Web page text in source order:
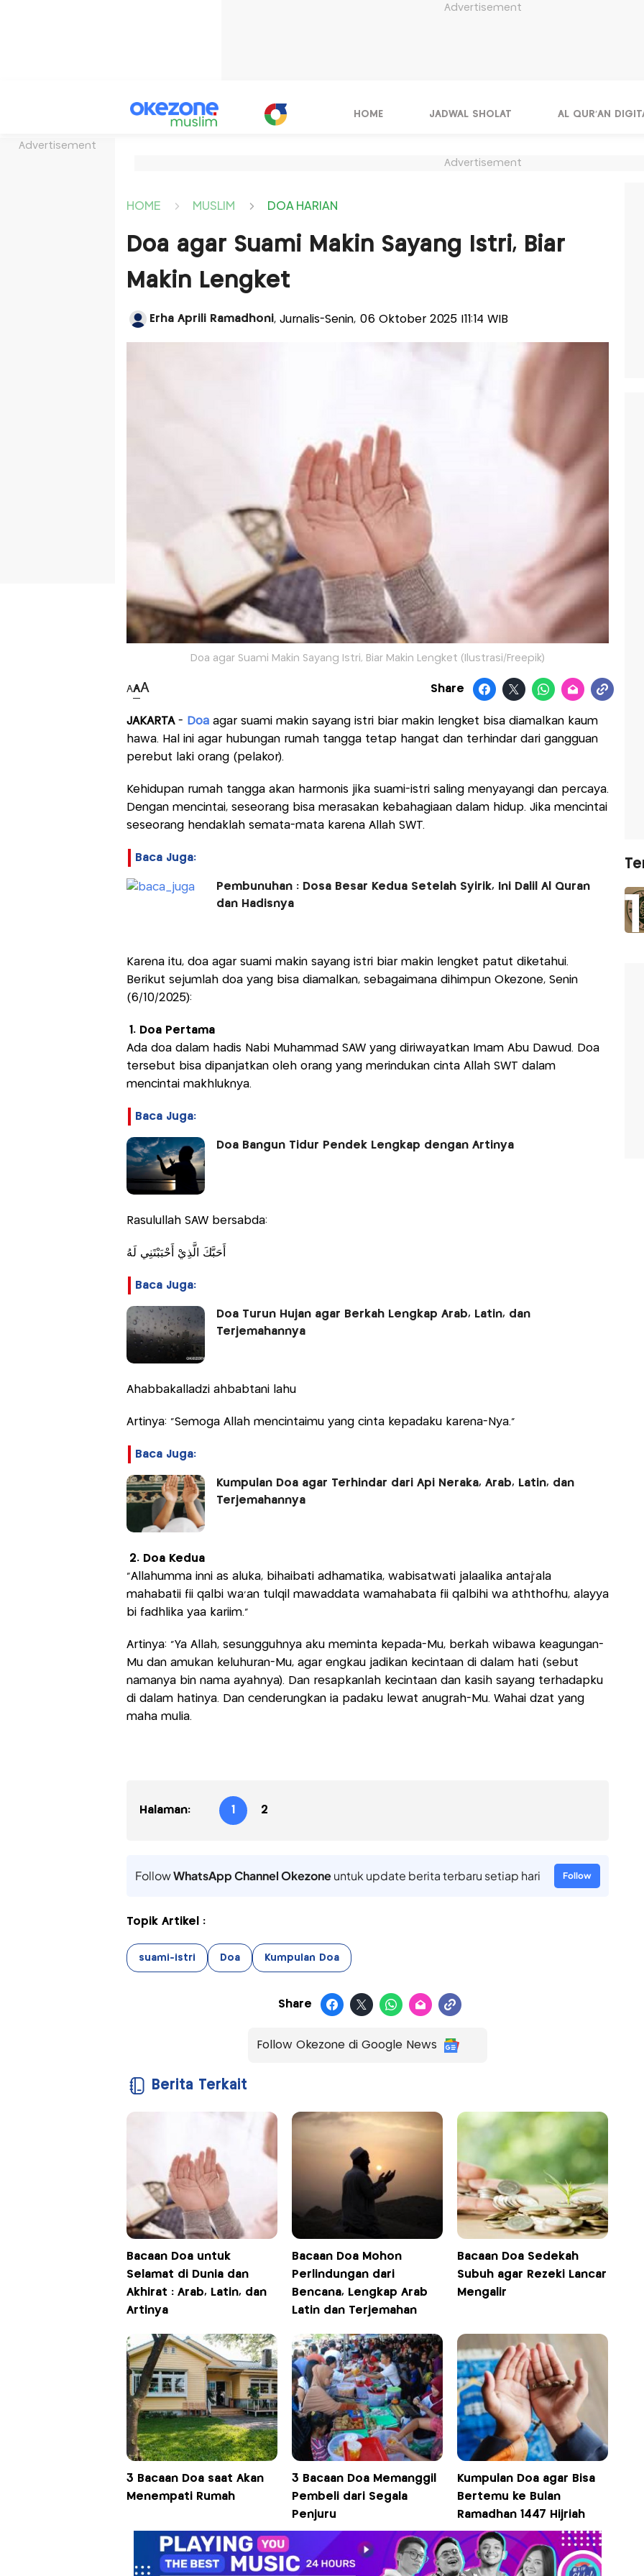
Advertisement
Advertisement
HOME JADWAL SHOLAT AL QUR'AN
Advertisement
HOME MUSLIM DOA HARIAN
Doa agar Suami Makin Sayang Istri, Biar
Makin Lengket
Erha Aprili Ramadhoni, Jurnalis-Senin, 06 Oktober 2025 |11:14 WIB
Doa agar Suami Makin Sayang Istri, Biar Makin Lengket (Ilustrasi/Freepik)
AAA Share
JAKARTA- Doa agar suami makin sayang istri biar makin lengket bisa diamalkan kaum
hawa. Hal ini agar hubungan rumah tangga tetap hangat dan terhindar dari gangguan
perebut laki orang (pelakor).
Kehidupan rumah tangga akan harmonis jika suami-istri saling menyayangi dan percaya.
Dengan mencintai, seseorang bisa merasakan kebahagiaan dalam hidup. Jika mencintai
seseorang hendaklah semata-mata karena Allah SWT.
Baca Juga:
Pembunuhan : Dosa Besar Kedua Setelah Syirik, Ini Dalil Al Quran
dan Hadisnya
Karena itu, doa agar suami makin sayang istri biar makin lengket patut diketahui.
Berikut sejumlah doa yang bisa diamalkan, sebagaimana dihimpun Okezone, Senin
(6/10/2025):
1. Doa Pertama
Ada doa dalam hadis Nabi Muhammad SAW yang diriwayatkan Imam Abu Dawud. Doa
tersebut bisa dipanjatkan oleh orang yang merindukan cinta Allah SWT dalam
mencintai makhluknya.
Baca Juga:
Doa Bangun Tidur Pendek Lengkap dengan Artinya
Rasulullah SAW bersabda:
أَحَبَّكَ الَّذِيْ أَحْبَبْتَنِي لَهُ
Baca Juga:
Doa Turun Hujan agar Berkah Lengkap Arab, Latin, dan
Terjemahannya
Ahabbakalladzi ahbabtani lahu
Artinya: "Semoga Allah mencintaimu yang cinta kepadaku karena-Nya."
Baca Juga:
Kumpulan Doa agar Terhindar dari Api Neraka, Arab, Latin, dan
Terjemahannya
2. Doa Kedua
“Allahumma inni as aluka, bihaibati adhamatika, wabisatwati jalaalika antaj’ala
mahabatii fii qalbi wa’an tulqil mawaddata wamahabata fii qalbihi wa aththofhu, alayya
bi fadhlika yaa kariim.”
Artinya: “Ya Allah, sesungguhnya aku meminta kepada-Mu, berkah wibawa keagungan-
Mu dan amukan keluhuran-Mu, agar engkau jadikan kecintaan di dalam hati (sebut
namanya bin nama ayahnya). Dan resapkanlah kecintaan dan kasih sayang terhadapku
di dalam hatinya. Dan cenderungkan ia padaku lewat anugrah-Mu. Wahai dzat yang
maha mulia.
Halaman: 1 2
FollowWhatsApp Channel Okezoneuntuk update berita terbaru setiap hari Follow
Topik Artikel :
suami-istri Doa Kumpulan Doa
Share
Follow Okezone di Google News
Berita Terkait
Bacaan Doa untuk
Selamat di Dunia dan
Akhirat : Arab, Latin, dan
Artinya
Bacaan Doa Mohon
Perlindungan dari
Bencana, Lengkap Arab
Latin dan Terjemahan
Bacaan Doa Sedekah
Subuh agar Rezeki Lancar
Mengalir
3 Bacaan Doa saat Akan
Menempati Rumah
3 Bacaan Doa Memanggil
Pembeli dari Segala
Penjuru
Kumpulan Doa agar Bisa
Bertemu ke Bulan
Ramadhan 1447 Hijriah